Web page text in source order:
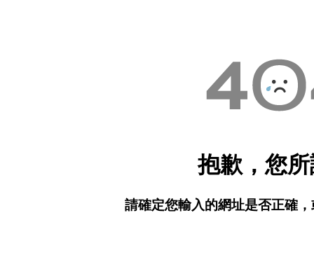
抱歉，您
請確定您輸入的網址是否正確